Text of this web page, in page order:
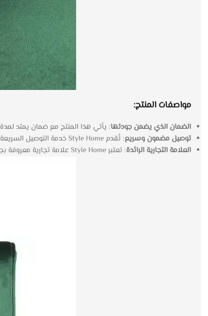
مواصفات المنتج:
الضمان الذي يضمن جودتها: يأتي هذا المنتج مع ضمان يمتد لمدة 5 سنوات ضد عيوب الصناعة، مما يضمن لك استثمارًا طويل الأمد.
توصيل مضمون وسريع: تُقدم Style Home خدمة التوصيل السريعة في مدة تتراوح من 10 إلى 14 يوم عمل، لتضمن لك الحصول على منتجك بسرعة وأمان.
العلامة التجارية الرائدة: تعتبر Style Home علامة تجارية معروفة بجودتها وأناقتها، مما يجعل شراء هذه الكنبة قرارًا موفقًا.